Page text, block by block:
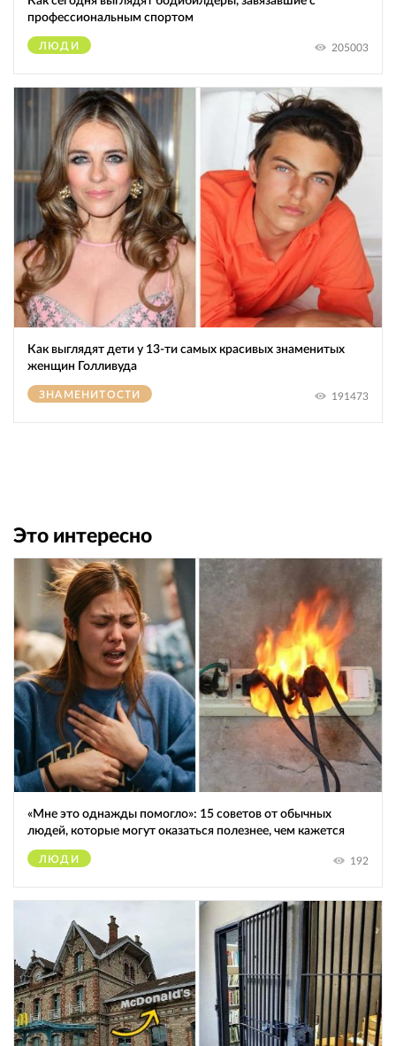
профессиональным спортом
ЛЮДИ 205003
Как выглядят дети у 13-ти самых красивых знаменитых
женщин Голливуда
ЗНАМЕНИТОСТИ 191473
Это интересно
«Мне это однажды помогло»: 15 советов от обычных
людей, которые могут оказаться полезнее, чем кажется
ЛЮДИ 192